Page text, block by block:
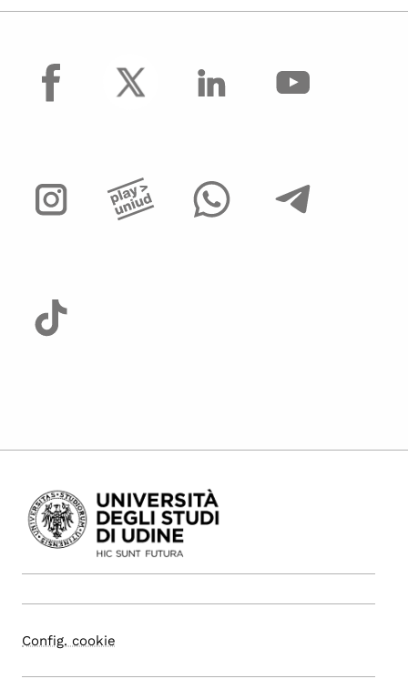
facebook
Config. cookie